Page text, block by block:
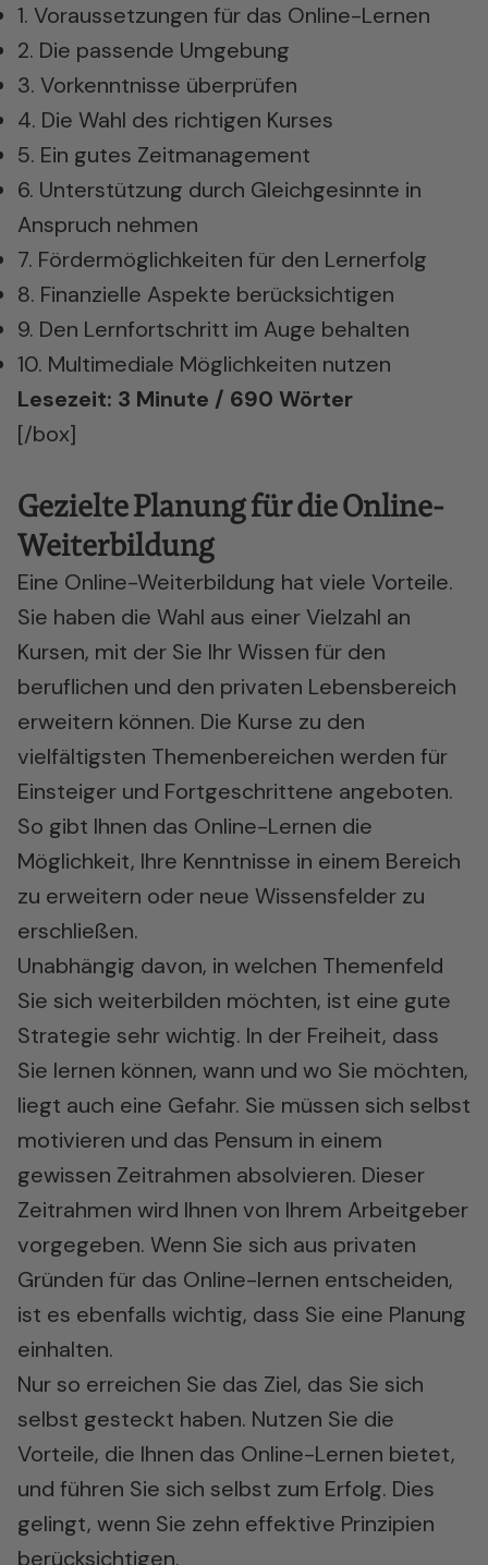
1. Voraussetzungen für das Online-Lernen
2. Die passende Umgebung
3. Vorkenntnisse überprüfen
4. Die Wahl des richtigen Kurses
5. Ein gutes Zeitmanagement
6. Unterstützung durch Gleichgesinnte in
Anspruch nehmen
7. Fördermöglichkeiten für den Lernerfolg
8. Finanzielle Aspekte berücksichtigen
9. Den Lernfortschritt im Auge behalten
10. Multimediale Möglichkeiten nutzen
Lesezeit: 3 Minute / 690 Wörter
[/box]
Gezielte Planung für die Online-
Weiterbildung
Eine Online-Weiterbildung hat viele Vorteile.
Sie haben die Wahl aus einer Vielzahl an
Kursen, mit der Sie Ihr Wissen für den
beruflichen und den privaten Lebensbereich
erweitern können. Die Kurse zu den
vielfältigsten Themenbereichen werden für
Einsteiger und Fortgeschrittene angeboten.
So gibt Ihnen das Online-Lernen die
Möglichkeit, Ihre Kenntnisse in einem Bereich
zu erweitern oder neue Wissensfelder zu
erschließen.
Unabhängig davon, in welchen Themenfeld
Sie sich weiterbilden möchten, ist eine gute
Strategie sehr wichtig. In der Freiheit, dass
Sie lernen können, wann und wo Sie möchten,
liegt auch eine Gefahr. Sie müssen sich selbst
motivieren und das Pensum in einem
gewissen Zeitrahmen absolvieren. Dieser
Zeitrahmen wird Ihnen von Ihrem Arbeitgeber
vorgegeben. Wenn Sie sich aus privaten
Gründen für das Online-lernen entscheiden,
ist es ebenfalls wichtig, dass Sie eine Planung
einhalten.
Nur so erreichen Sie das Ziel, das Sie sich
selbst gesteckt haben. Nutzen Sie die
Vorteile, die Ihnen das Online-Lernen bietet,
und führen Sie sich selbst zum Erfolg. Dies
gelingt, wenn Sie zehn effektive Prinzipien
berücksichtigen.